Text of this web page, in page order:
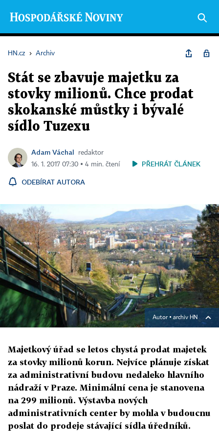
HN.cz › Archiv
Stát se zbavuje majetku za
stovky milionů. Chce prodat
skokanské můstky i bývalé
sídlo Tuzexu
Adam Váchal
redaktor
16. 1. 2017 07:30 ▪ 4 min. čtení
PŘEHRÁT ČLÁNEK
ODEBÍRAT AUTORA
Autor ▪ archiv HN
Majetkový úřad se letos chystá prodat majetek
za stovky milionů korun. Nejvíce plánuje získat
za administrativní budovu nedaleko hlavního
nádraží v Praze. Minimální cena je stanovena
na 299 milionů. Výstavba nových
administrativních center by mohla v budoucnu
poslat do prodeje stávající sídla úředníků.